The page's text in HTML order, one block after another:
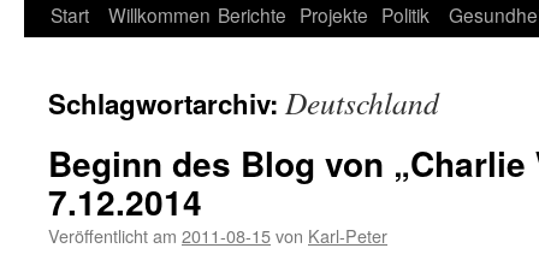
Start Willkommen Berichte Projekte Politik
Schlagwortarchiv: Deutschland
Beginn des Blog von „Charlie
7.12.2014
Veröffentlicht am 2011-08-15von Karl-Peter